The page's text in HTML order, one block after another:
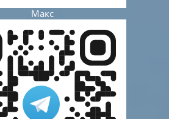
Макс